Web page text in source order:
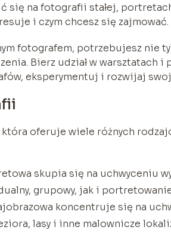
się na fotografii stałej,
i czym chcesz się zajmować.
fotografem, potrzebujesz nie
Bierz udział w warsztatach
eksperymentuj i rozwijaj
oferuje wiele różnych
skupia się na uchwyceniu
grupowy, jak i
koncentruje się na
lasy i inne malownicze